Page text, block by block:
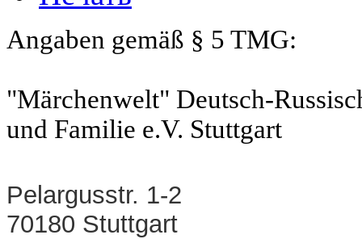
Angaben gemäß § 5 TMG:
"Märchenwelt" Deutsch-
und Familie e.V. Stuttgart
Pelargusstr. 1-2
70180 Stuttgart